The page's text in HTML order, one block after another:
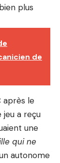
plus
de
après le
jeu a reçu
une
qui ne
autonome